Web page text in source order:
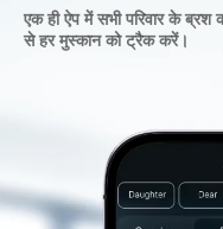
एक ही ऐप में सभी परिवार के
से हर मुस्कान को ट्रैक करें।